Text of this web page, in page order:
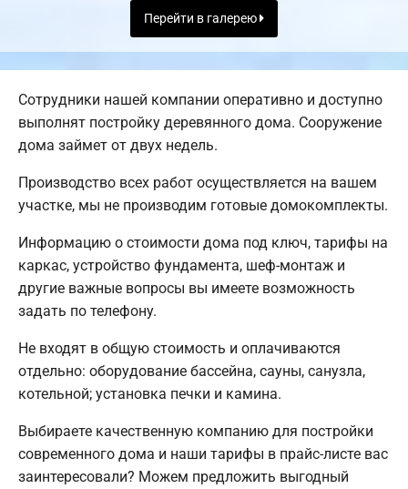
Перейти в галерею
Сотрудники нашей компании оперативно и доступно
выполнят постройку деревянного дома. Сооружение
дома займет от двух недель.
Производство всех работ осуществляется на вашем
участке, мы не производим готовые домокомплекты.
Информацию о стоимости дома под ключ, тарифы на
каркас, устройство фундамента, шеф-монтаж и
другие важные вопросы вы имеете возможность
задать по телефону.
Не входят в общую стоимость и оплачиваются
отдельно: оборудование бассейна, сауны, санузла,
котельной; установка печки и камина.
Выбираете качественную компанию для постройки
современного дома и наши тарифы в прайс-листе вас
заинтересовали? Можем предложить выгодный